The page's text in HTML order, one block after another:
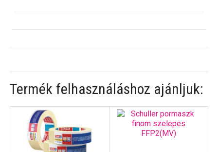
Termék felhasználáshoz ajánljuk: